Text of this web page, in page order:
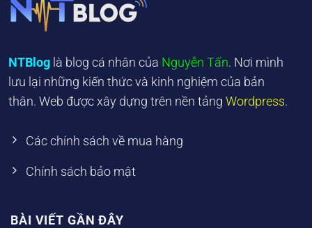
NTBlog là blog cá nhân của Nguyễn Tấn. Nơi mình
lưu lại những kiến thức và kinh nghiệm của bản
thân. Web được xây dựng trên nền tảng Wordpress.
Các chính sách về mua hàng
Chính sách bảo mật
BÀI VIẾT GẦN ĐÂY